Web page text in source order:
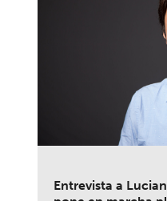
Entrevista a